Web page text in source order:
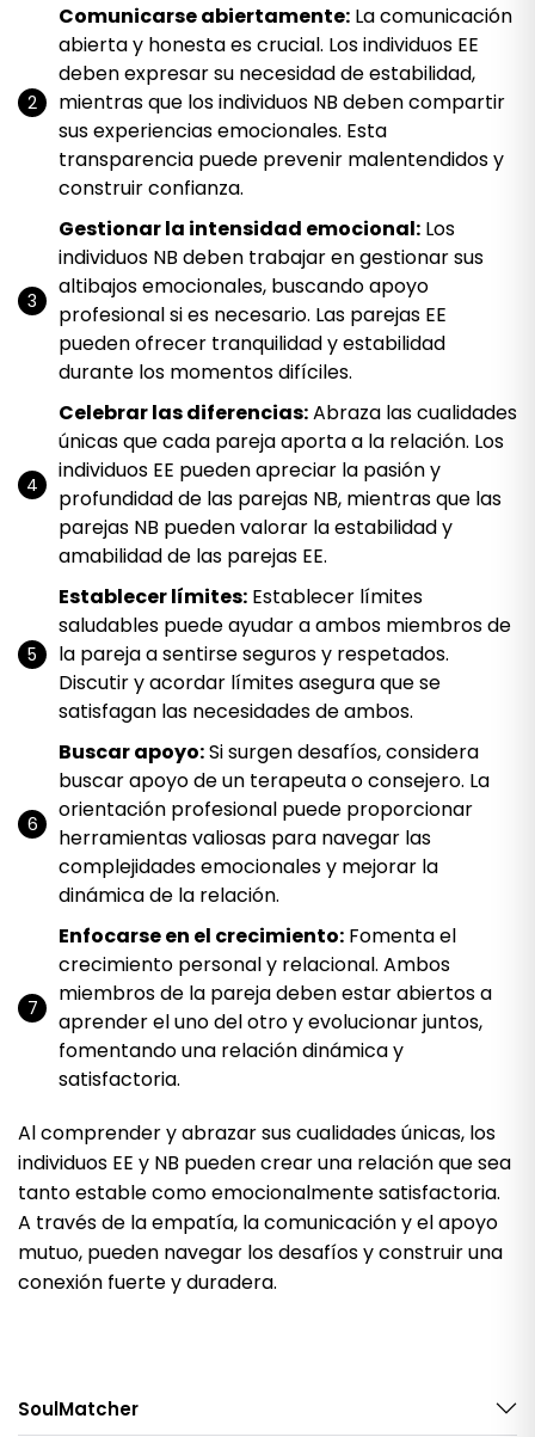
Comunicarse abiertamente: La comunicación
abierta y honesta es crucial. Los individuos EE
deben expresar su necesidad de estabilidad,
mientras que los individuos NB deben compartir
sus experiencias emocionales. Esta
transparencia puede prevenir malentendidos y
construir confianza.
Gestionar la intensidad emocional: Los
individuos NB deben trabajar en gestionar sus
altibajos emocionales, buscando apoyo
profesional si es necesario. Las parejas EE
pueden ofrecer tranquilidad y estabilidad
durante los momentos difíciles.
Celebrar las diferencias:Abraza las cualidades
únicas que cada pareja aporta a la relación. Los
individuos EE pueden apreciar la pasión y
profundidad de las parejas NB, mientras que las
parejas NB pueden valorar la estabilidad y
amabilidad de las parejas EE.
Establecer límites: Establecer límites
saludables puede ayudar a ambos miembros de
la pareja a sentirse seguros y respetados.
Discutir y acordar límites asegura que se
satisfagan las necesidades de ambos.
Buscar apoyo:Si surgen desafíos, considera
buscar apoyo de un terapeuta o consejero. La
orientación profesional puede proporcionar
herramientas valiosas para navegar las
complejidades emocionales y mejorar la
dinámica de la relación.
Enfocarse en el crecimiento: Fomenta el
crecimiento personal y relacional. Ambos
miembros de la pareja deben estar abiertos a
aprender el uno del otro y evolucionar juntos,
fomentando una relación dinámica y
satisfactoria.
Al comprender y abrazar sus cualidades únicas, los
individuos EE y NB pueden crear una relación que sea
tanto estable como emocionalmente satisfactoria.
A través de la empatía, la comunicación y el apoyo
mutuo, pueden navegar los desafíos y construir una
conexión fuerte y duradera.
SoulMatcher